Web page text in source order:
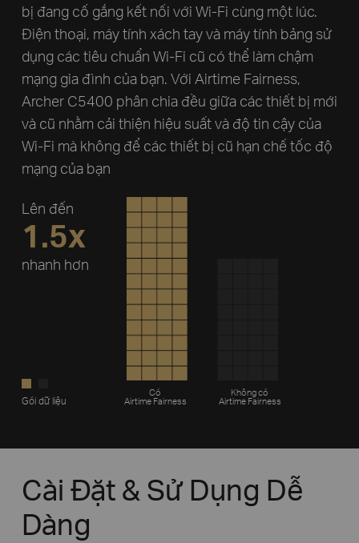
bị đang cố gắng kết nối với Wi-Fi cùng một lúc.
Điện thoại, máy tính xách tay và máy tính bảng sử
dụng các tiêu chuẩn Wi-Fi cũ có thể làm chậm
mạng gia đình của bạn. Với Airtime Fairness,
Archer C5400 phân chia đều giữa các thiết bị mới
và cũ nhằm cải thiện hiệu suất và độ tin cậy của
Wi-Fi mà không để các thiết bị cũ hạn chế tốc độ
mạng của bạn
Lên đến
1.5x
nhanh hơn
Có
Airtime Fairness
Không có
Airtime Fairness
Gói dữ liệu
Cài Đặt & Sử Dụng Dễ
Dàng